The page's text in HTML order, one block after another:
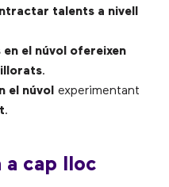
talents a nivell
el núvol ofereixen
.
el núvol experimentant
.
a cap lloc